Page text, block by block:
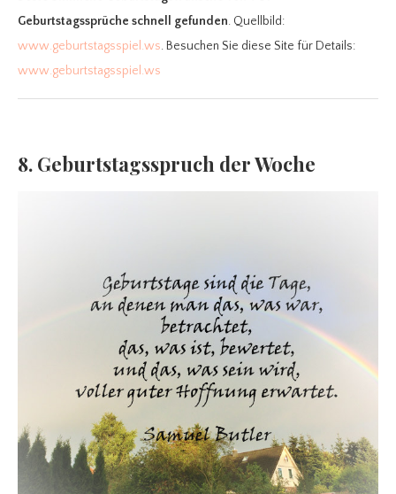
Geburtstagssprüche schnell gefunden. Quellbild:
www.geburtstagsspiel.ws. Besuchen Sie diese Site für Details:
www.geburtstagsspiel.ws
8. Geburtstagsspruch der Woche